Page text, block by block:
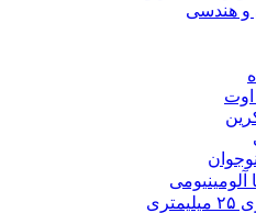
و هندسی
آلومینیومی